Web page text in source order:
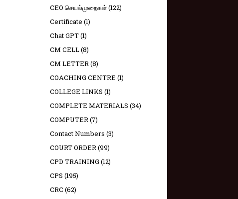
CEO செயல்முறைகள்(122)
Certificate (1)
Chat GPT(1)
CM CELL(8)
CM LETTER(8)
COACHING CENTRE (1)
COLLEGE LINKS (1)
COMPLETE MATERIALS (34)
COMPUTER(7)
Contact Numbers (3)
COURT ORDER(99)
CPD TRAINING (12)
CPS (195)
CRC (62)